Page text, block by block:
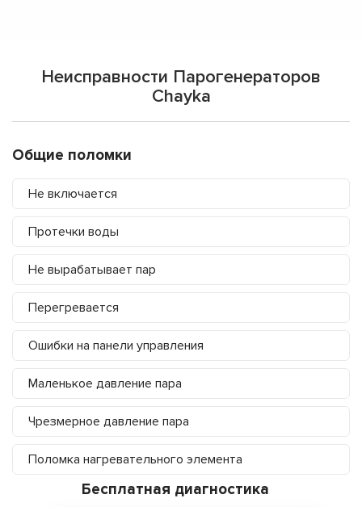
Неисправности Парогенераторов
Chayka
Общие поломки
Не включается
Протечки воды
Не вырабатывает пар
Перегревается
Ошибки на панели управления
Маленькое давление пара
Чрезмерное давление пара
Поломка нагревательного элемента
Бесплатная диагностика